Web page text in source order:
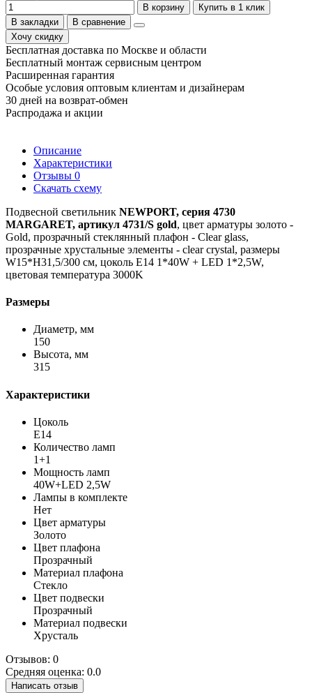
В корзину
Купить в 1 клик
В закладки
В сравнение
Хочу скидку
Бесплатная доставка по Москве и области
Бесплатный монтаж сервисным центром
Расширенная гарантия
Особые условия оптовым клиентам и дизайнерам
30 дней на возврат-обмен
Распродажа и акции
Описание
Характеристики
Отзывы 0
Скачать схему
Подвесной светильник NEWPORT, серия 4730
MARGARET, артикул 4731/S gold, цвет арматуры золото -
Gold, прозрачный стеклянный плафон - Clear glass,
прозрачные хрустальные элементы - clear crystal, размеры
W15*H31,5/300 см, цоколь E14 1*40W + LED 1*2,5W,
цветовая температура 3000K
Размеры
Диаметр, мм
150
Высота, мм
315
Характеристики
Цоколь
E14
Количество ламп
1+1
Мощность ламп
40W+LED 2,5W
Лампы в комплекте
Нет
Цвет арматуры
Золото
Цвет плафона
Прозрачный
Материал плафона
Стекло
Цвет подвески
Прозрачный
Материал подвески
Хрусталь
Отзывов: 0
Средняя оценка: 0.0
Написать отзыв